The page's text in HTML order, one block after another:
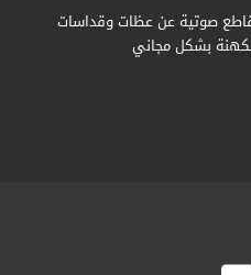
صوتية عن عظات وقداسات
بشكل مجاني